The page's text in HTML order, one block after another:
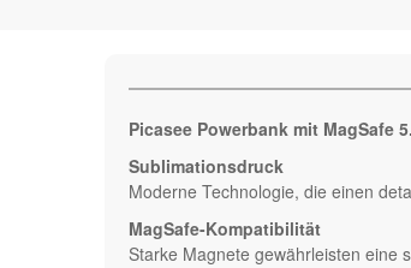
Picasee Powerbank mit MagSafe
Sublimationsdruck
Moderne Technologie, die einen
MagSafe-Kompatibilität
Starke Magnete gewährleisten eine